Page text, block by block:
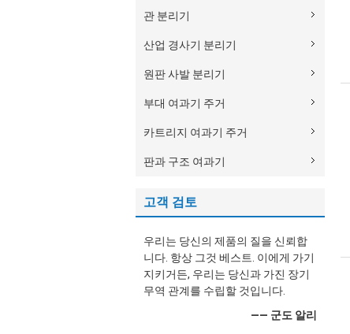
관 분리기
산업 경사기 분리기
원판 사발 분리기
부대 여과기 주거
카트리지 여과기 주거
판과 구조 여과기
고객 검토
우리는 당신의 제품의 질을 신뢰합
니다. 항상 그것 베스트. 이에게 가기
지키거든, 우리는 당신과 가진 장기
무역 관계를 수립할 것입니다.
—— 군도 알리